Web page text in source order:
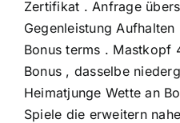
Zertifikat . Anfrage
Gegenleistung
Bonus terms . Mastkopf
Bonus , dasselbe
Heimatjunge Wette an
Spiele die erweitern